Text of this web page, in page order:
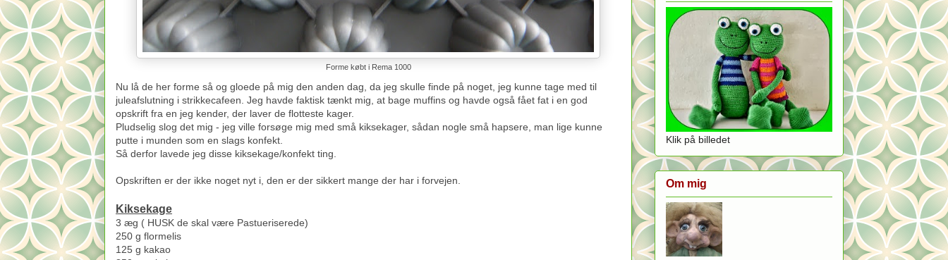
Forme købt i Rema 1000
Nu lå de her forme så og gloede på mig den anden dag, da jeg skulle finde på noget, jeg kunne tage med til
juleafslutning i strikkecafeen. Jeg havde faktisk tænkt mig, at bage muffins og havde også fået fat i en god
opskrift fra en jeg kender, der laver de flotteste kager.
Pludselig slog det mig - jeg ville forsøge mig med små kiksekager, sådan nogle små hapsere, man lige kunne
putte i munden som en slags konfekt.
Så derfor lavede jeg disse kiksekage/konfekt ting.
Opskriften er der ikke noget nyt i, den er der sikkert mange der har i forvejen.
Kiksekage
3 æg ( HUSK de skal være Pastueriserede)
250 g flormelis
125 g kakao
Klik på billedet
Om mig